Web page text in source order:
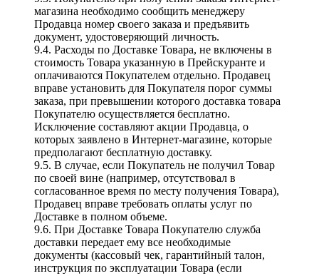
магазина необходимо сообщить менеджеру
Продавца номер своего заказа и предъявить
документ, удостоверяющий личность.
9.4. Расходы по Доставке Товара, не включены в
стоимость Товара указанную в Прейскуранте и
оплачиваются Покупателем отдельно. Продавец
вправе установить для Покупателя порог суммы
заказа, при превышении которого доставка товара
Покупателю осуществляется бесплатно.
Исключение составляют акции Продавца, о
которых заявлено в Интернет-магазине, которые
предполагают бесплатную доставку.
9.5. В случае, если Покупатель не получил Товар
по своей вине (например, отсутствовал в
согласованное время по месту получения Товара),
Продавец вправе требовать оплаты услуг по
Доставке в полном объеме.
9.6. При Доставке Товара Покупателю служба
доставки передает ему все необходимые
документы (кассовый чек, гарантийный талон,
инструкция по эксплуатации Товара (если